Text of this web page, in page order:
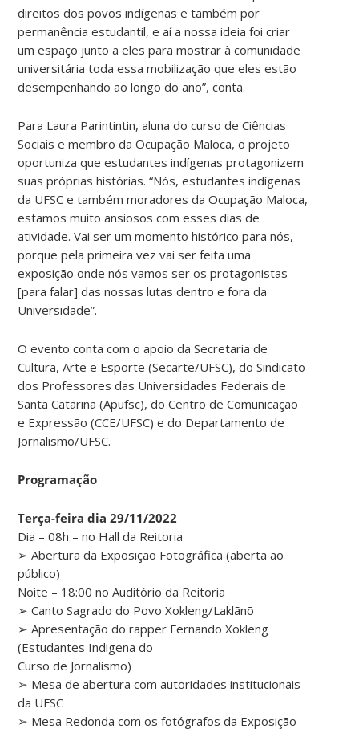
direitos dos povos indígenas e também por
permanência estudantil, e aí a nossa ideia foi criar
um espaço junto a eles para mostrar à comunidade
universitária toda essa mobilização que eles estão
desempenhando ao longo do ano”, conta.
Para Laura Parintintin, aluna do curso de Ciências
Sociais e membro da Ocupação Maloca, o projeto
oportuniza que estudantes indígenas protagonizem
suas próprias histórias. “Nós, estudantes indígenas
da UFSC e também moradores da Ocupação Maloca,
estamos muito ansiosos com esses dias de
atividade. Vai ser um momento histórico para nós,
porque pela primeira vez vai ser feita uma
exposição onde nós vamos ser os protagonistas
[para falar] das nossas lutas dentro e fora da
Universidade”.
O evento conta com o apoio da Secretaria de
Cultura, Arte e Esporte (Secarte/UFSC), do Sindicato
dos Professores das Universidades Federais de
Santa Catarina (Apufsc), do Centro de Comunicação
e Expressão (CCE/UFSC) e do Departamento de
Jornalismo/UFSC.
Programação
Terça-feira dia 29/11/2022
Dia – 08h – no Hall da Reitoria
➢ Abertura da Exposição Fotográfica (aberta ao
público)
Noite – 18:00 no Auditório da Reitoria
➢ Canto Sagrado do Povo Xokleng/Laklãnõ
➢ Apresentação do rapper Fernando Xokleng
(Estudantes Indigena do
Curso de Jornalismo)
➢ Mesa de abertura com autoridades institucionais
da UFSC
➢ Mesa Redonda com os fotógrafos da Exposição